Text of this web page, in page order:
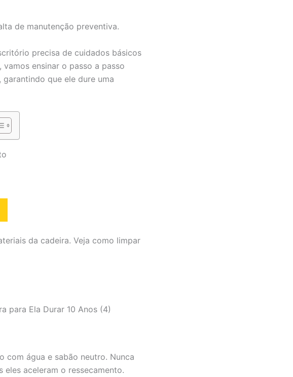
de manutenção preventiva.
precisa de cuidados básicos
ensinar o passo a passo
que ele dure uma
da cadeira. Veja como limpar
com água e sabão neutro. Nunca
aceleram o ressecamento.